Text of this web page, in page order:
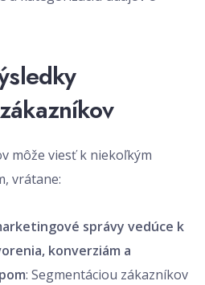
môže viesť k niekoľkým
vrátane:
správy vedúce k
konverziám a
: Segmentáciou zákazníkov